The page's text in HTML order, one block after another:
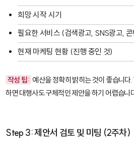
희망 시작 시기
필요한 서비스 (검색광고, SNS광고,
현재 마케팅 현황 (진행 중인 것)
작성 팁: 예산을 정확히 밝히는 것이 좋습니다
하면 대행사도 구체적인 제안을 하기 어렵습니
Step 3: 제안서 검토 및 미팅 (2주차)